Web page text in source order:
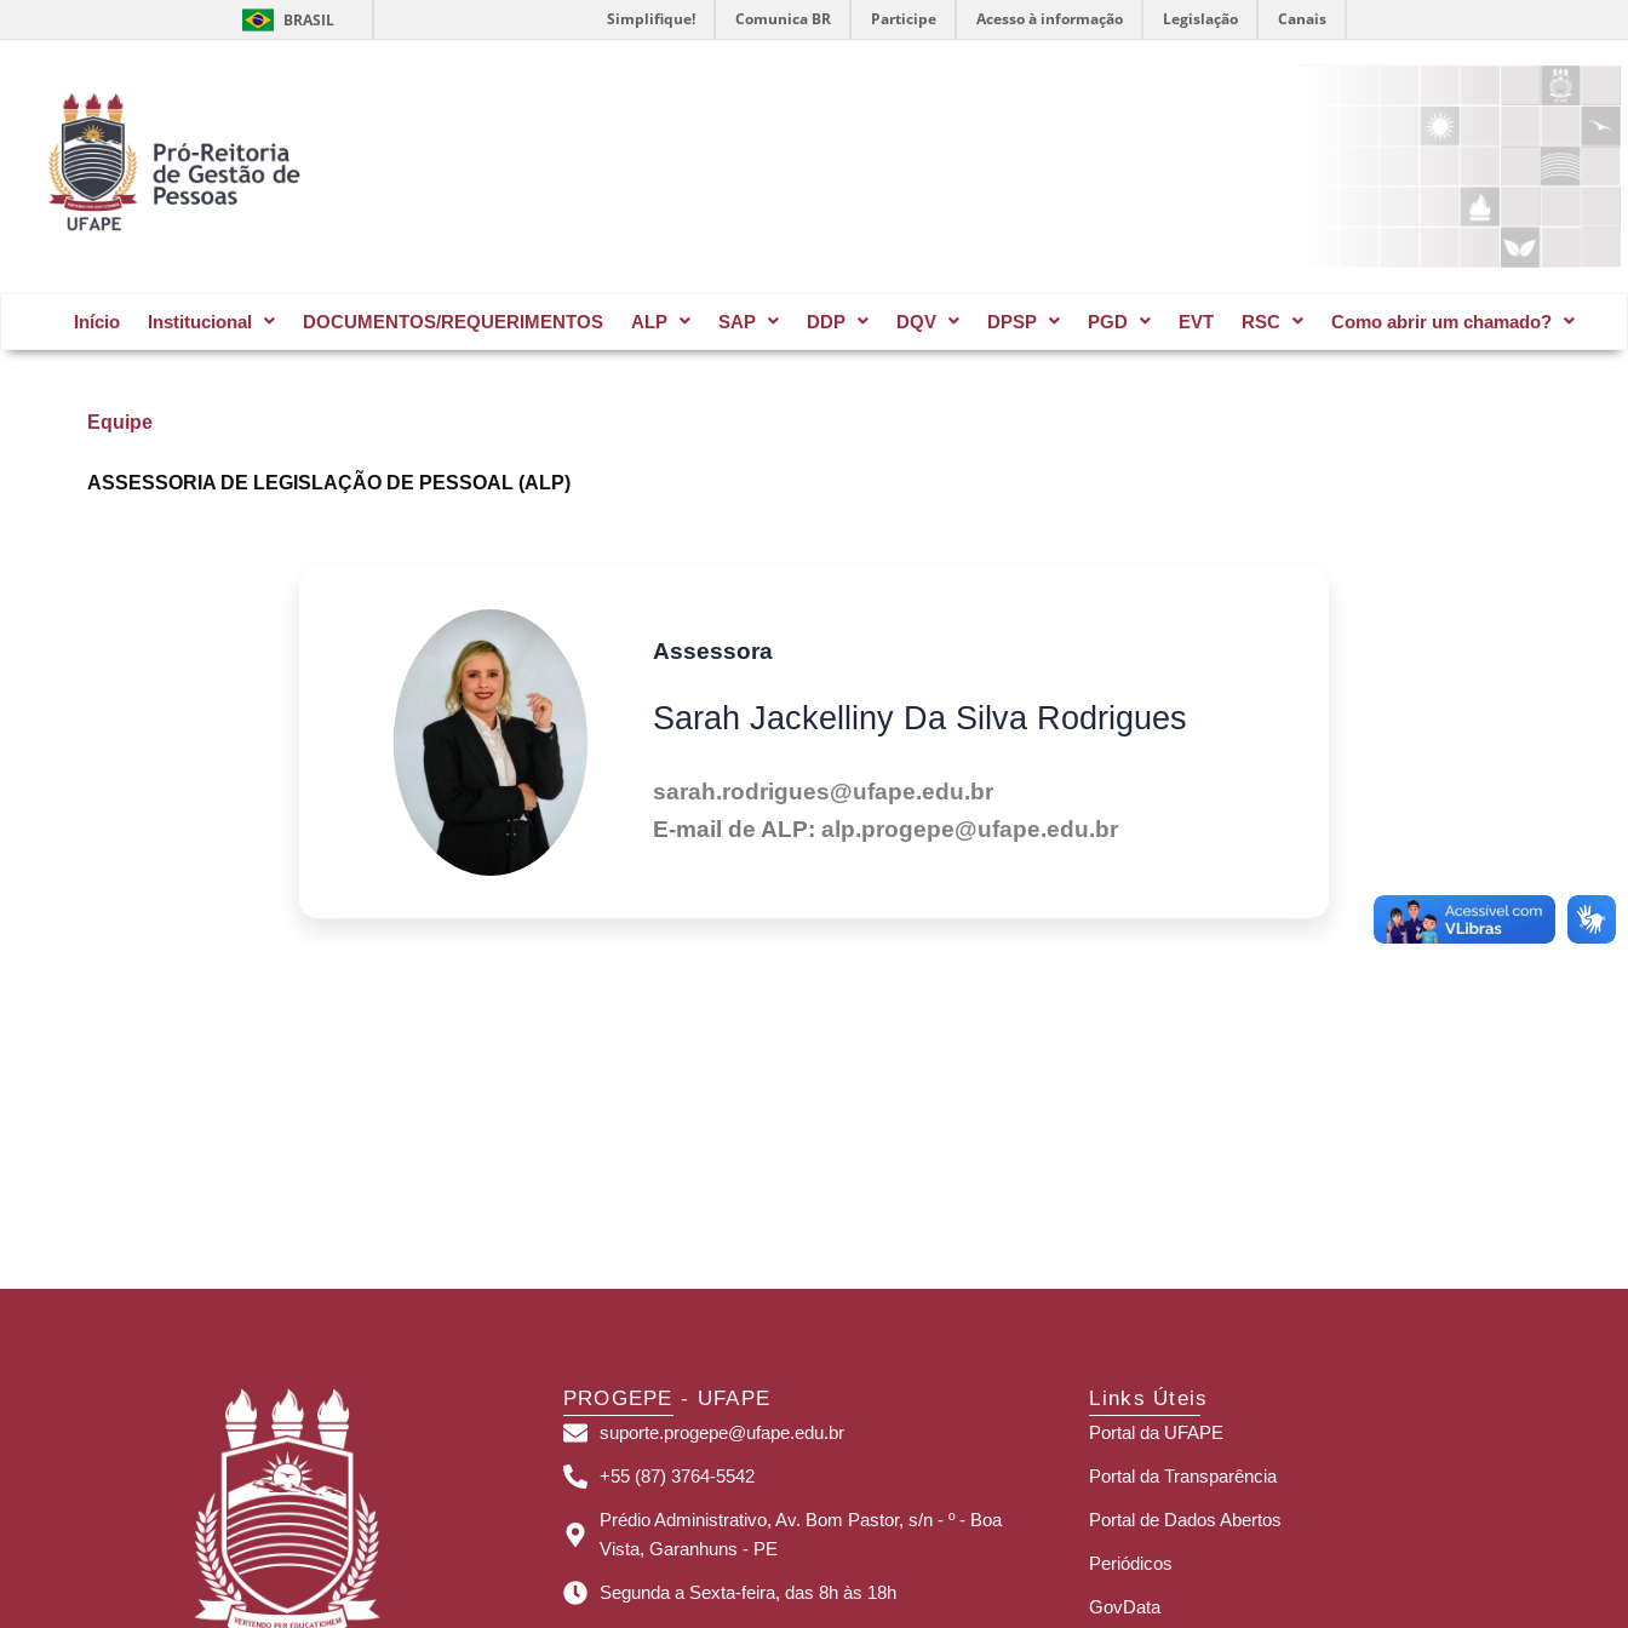
BRASIL Simplifique! Comunica BR Participe Acesso à informação Legislação Canais
para
conteúdo
Início Institucional DOCUMENTOS/REQUERIMENTOS ALP SAP DDP DQV DPSP PGD EVT RSC Como abrir um chamado?​
Equipe
ASSESSORIA DE LEGISLAÇÃO DE PESSOAL (ALP)
Assessora
Sarah Jackelliny Da Silva Rodrigues
sarah.rodrigues@ufape.edu.br
E-mail de ALP: alp.progepe@ufape.edu.br
PROGEPE - UFAPE
suporte.progepe@ufape.edu.br
+55 (87) 3764-5542
Prédio Administrativo, Av. Bom Pastor, s/n - º - Boa
Vista, Garanhuns - PE
Segunda a Sexta-feira, das 8h às 18h
Links Úteis
Portal da UFAPE
Portal da Transparência
Portal de Dados Abertos
Periódicos
GovData